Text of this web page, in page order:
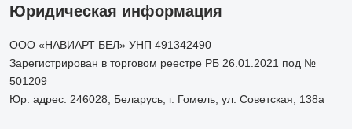
Юридическая информация
ООО «НАВИАРТ БЕЛ» УНП 491342490
Зарегистрирован в торговом реестре РБ 26.01.2021 под №
501209
Юр. адрес: 246028, Беларусь, г. Гомель, ул. Советская, 138а